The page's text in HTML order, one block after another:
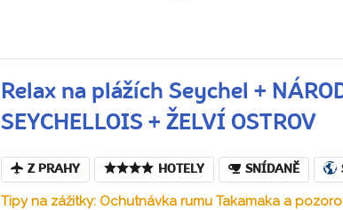
Relax na plážích Seychel +
SEYCHELLOIS + ŽELVÍ OSTROV
Z PRAHY HOTELY SNÍDANĚ
Tipy na zážitky: Ochutnávka rumu Takamaka a